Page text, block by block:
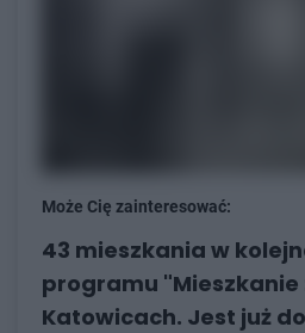
Może Cię zainteresować:
43 mieszkania w
programu
Katowicach. Jest już